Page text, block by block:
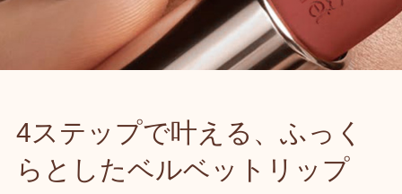
4ステップで叶える、ふっく
らとしたベルベットリップ